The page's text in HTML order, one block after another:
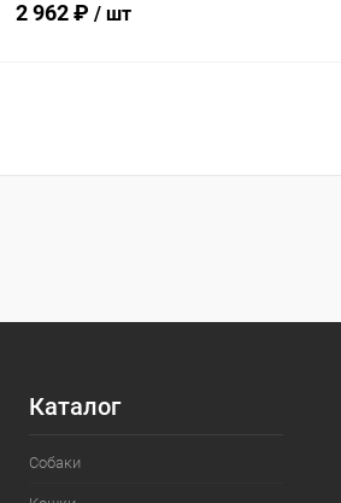
2 962 ₽ / шт
Сравнение
Каталог
Собаки